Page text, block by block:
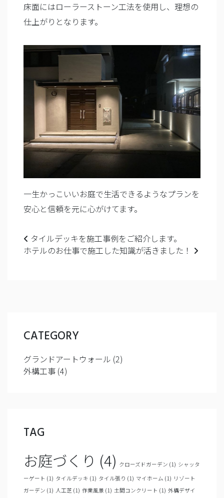
床面にはローラーストーン工法を使用し、理想の
仕上がりとなります。
一生かっこいいお庭で生活できるようなプランを
安心と信頼を元に心がけてます。
Post navigation
タイルデッキを施工事例をご紹介します。
ホテルのお仕事で施工した知識が活きました！
CATEGORY
グランドアートウォール (2)
外構工事 (4)
TAG
お庭づくり (4) クローズドガーデン (1) シャッタ
ーゲート (1) タイルデッキ (1) タイル張り (1) マイホーム (1) リゾート
ガーデン (1) 人工芝 (1) 作業風景 (1) 土間コンクリート (1) 外構デザイ